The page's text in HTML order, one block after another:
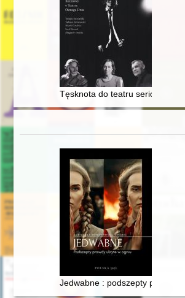
Tęsknota do teatru serio :
Jedwabne : podszepty prawdy